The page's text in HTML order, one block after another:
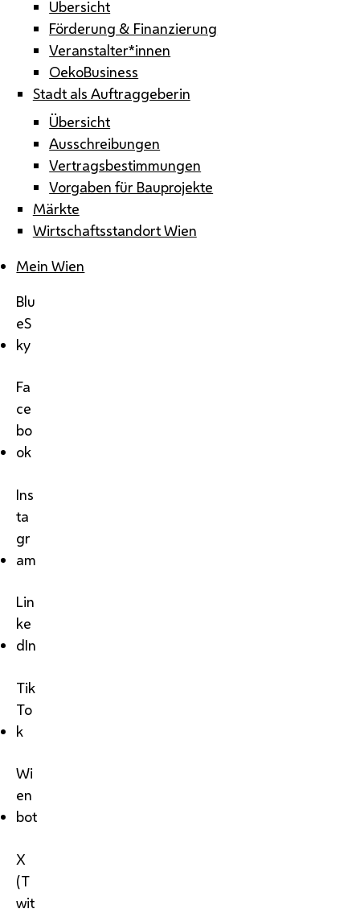
Übersicht
Förderung & Finanzierung
Veranstalter*innen
OekoBusiness
Stadt als Auftraggeberin
Übersicht
Ausschreibungen
Vertragsbestimmungen
Vorgaben für Bauprojekte
Märkte
Wirtschaftsstandort Wien
Mein Wien
Blu
eS
ky
Fa
ce
bo
ok
Ins
ta
gr
am
Lin
ke
dIn
Tik
To
k
Wi
en
bot
X
(T
wit